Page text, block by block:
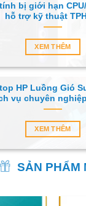
bị giới hạn
hỗ trợ kỹ thuật
XEM THÊM
HP Luồng Gió
vụ chuyên
XEM THÊM
SẢN PHẨM